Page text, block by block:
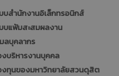
บสำนักงานอิเล็กทรอนิกส์
บแฟ้มสะสมผลงาน
ลบุคลากร
บริหารงานบุคคล
ทุนของมหาวิทยาลัยสวนดุสิต